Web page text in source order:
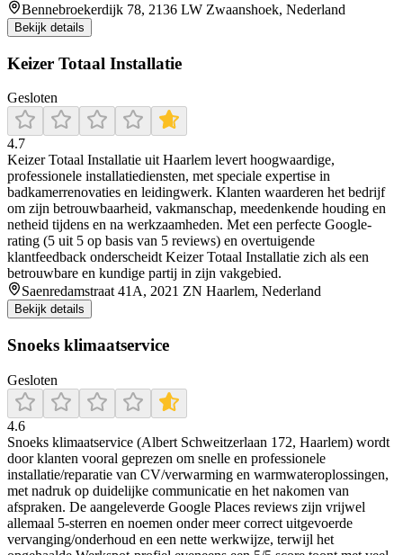
Bennebroekerdijk 78, 2136 LW Zwaanshoek, Nederland
Bekijk details
Keizer Totaal Installatie
Gesloten
4.7
Keizer Totaal Installatie uit Haarlem levert hoogwaardige,
professionele installatiediensten, met speciale expertise in
badkamerrenovaties en leidingwerk. Klanten waarderen het bedrijf
om zijn betrouwbaarheid, vakmanschap, meedenkende houding en
netheid tijdens en na werkzaamheden. Met een perfecte Google-
rating (5 uit 5 op basis van 5 reviews) en overtuigende
klantfeedback onderscheidt Keizer Totaal Installatie zich als een
betrouwbare en kundige partij in zijn vakgebied.
Saenredamstraat 41A, 2021 ZN Haarlem, Nederland
Bekijk details
Snoeks klimaatservice
Gesloten
4.6
Snoeks klimaatservice (Albert Schweitzerlaan 172, Haarlem) wordt
door klanten vooral geprezen om snelle en professionele
installatie/reparatie van CV/verwarming en warmwateroplossingen,
met nadruk op duidelijke communicatie en het nakomen van
afspraken. De aangeleverde Google Places reviews zijn vrijwel
allemaal 5-sterren en noemen onder meer correct uitgevoerde
vervanging/onderhoud en een nette werkwijze, terwijl het